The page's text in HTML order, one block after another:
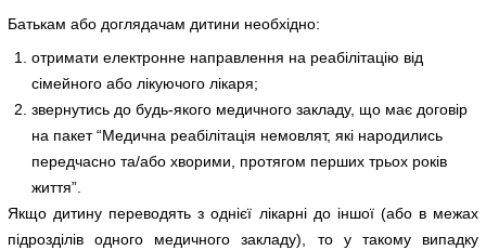
Батькам або доглядачам дитини необхідно:
отримати електронне направлення на реабілітацію від
сімейного або лікуючого лікаря;
звернутись до будь-якого медичного закладу, що має договір
на пакет “Медична реабілітація немовлят, які народились
передчасно та/або хворими, протягом перших трьох років
життя”.
Якщо дитину переводять з однієї лікарні до іншої (або в межах
підрозділів одного медичного закладу), то у такому випадку